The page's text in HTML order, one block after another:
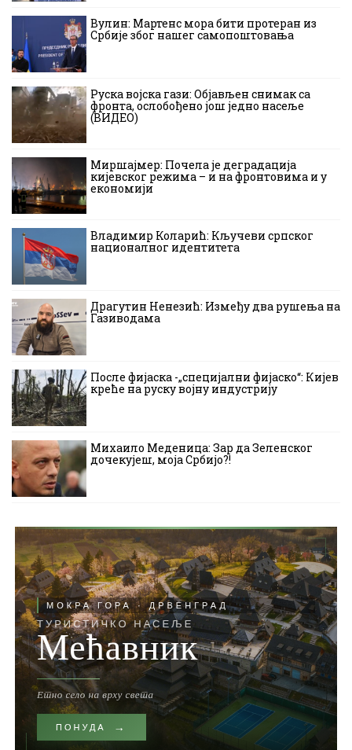
Вулин: Мартенс мора бити протеран из
Србије због нашег самопоштовања
Руска војска гази: Објављен снимак са
фронта, ослобођено још једно насеље
(ВИДЕО)
Миршајмер: Почела је деградација
кијевског режима – и на фронтовима и у
економији
Владимир Коларић: Кључеви српског
националног идентитета
Драгутин Ненезић: Између два рушења на
Газиводама
После фијаска -„специјални фијаско“: Кијев
креће на руску војну индустрију
Михаило Меденица: Зар да Зеленског
дочекујеш, моја Србијо?!